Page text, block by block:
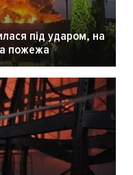
під ударом, на
пожежа